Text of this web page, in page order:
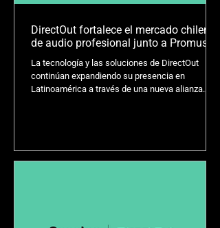
DirectOut fortalece el mercado chileno
de audio profesional junto a Promusic
La tecnología y las soluciones de DirectOut
continúan expandiendo su presencia en
Latinoamérica a través de una nueva alianza